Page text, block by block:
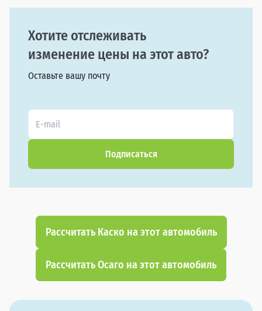
Хотите отслеживать
изменение цены на этот авто?
Оставьте вашу почту
Подписаться
Рассчитать Каско на этот автомобиль
Рассчитать Осаго на этот автомобиль